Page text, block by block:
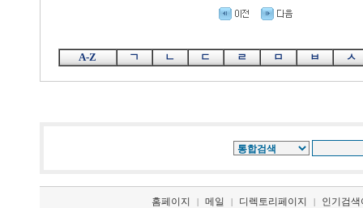
A-Z ㄱ ㄴ ㄷ ㄹ ㅁ ㅂ ㅅ
홈페이지 | 메일 | 디렉토리페이지 | 인기검색